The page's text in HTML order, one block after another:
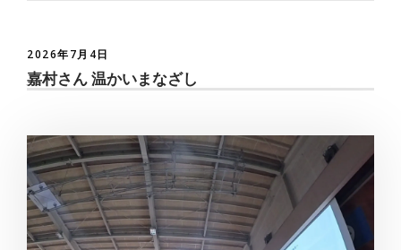
2026年7月4日
嘉村さん 温かいまなざし